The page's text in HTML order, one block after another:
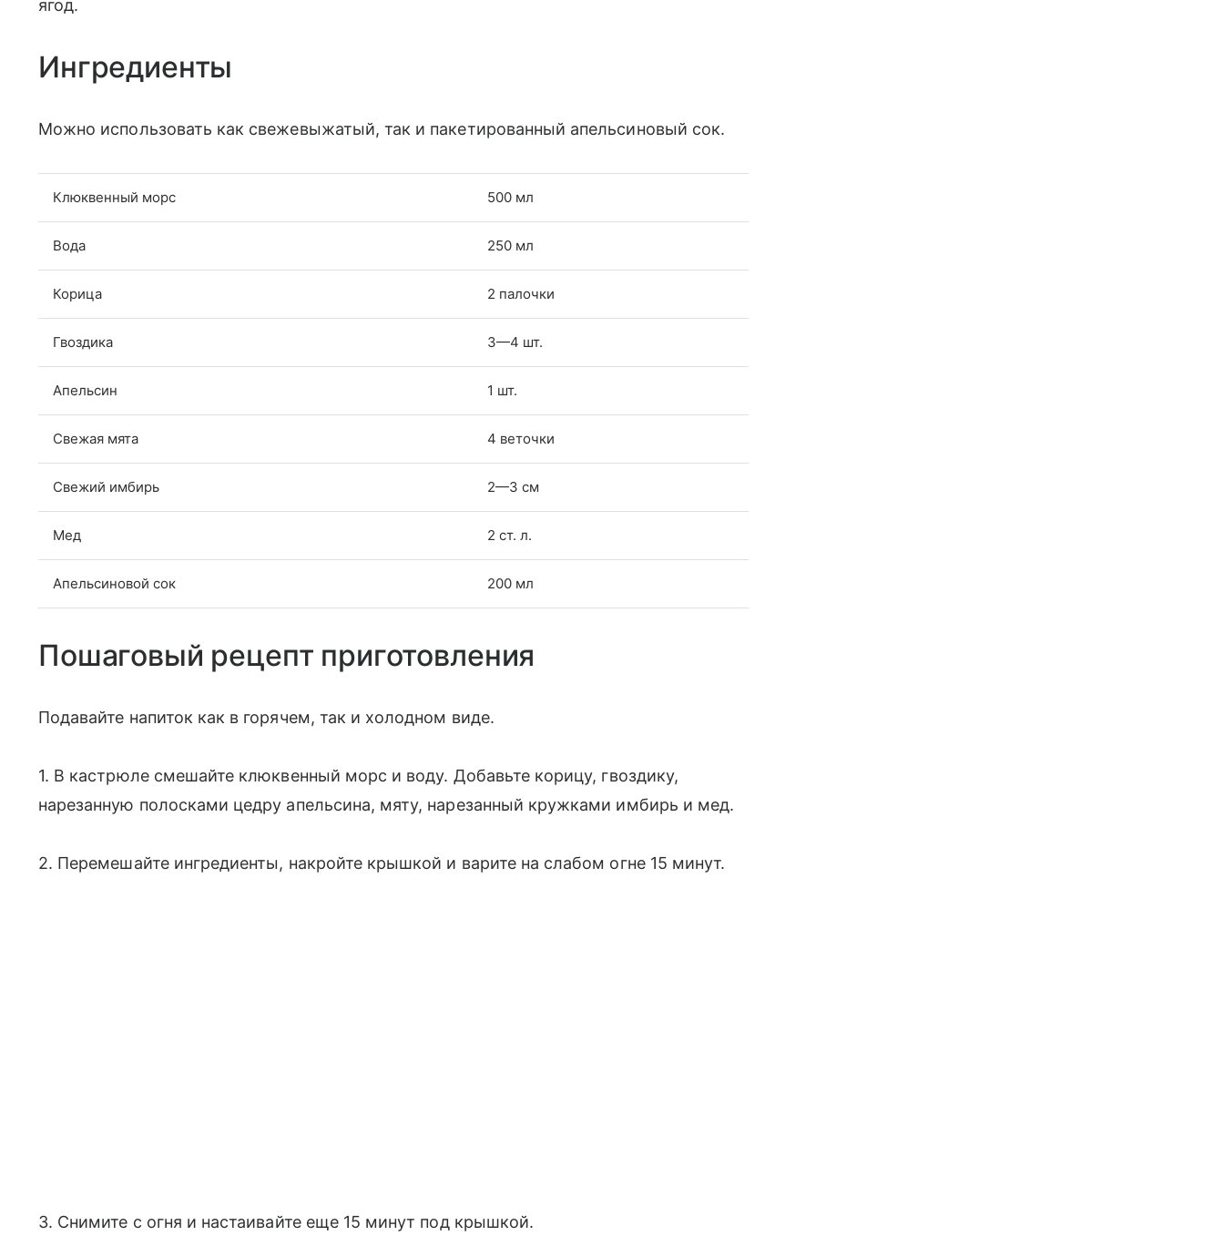
ягод.
Ингредиенты
Можно использовать как свежевыжатый, так и пакетированный апельсиновый сок.
Клюквенный морс 500 мл
Вода 250 мл
Корица 2 палочки
Гвоздика 3—4 шт.
Апельсин 1 шт.
Свежая мята 4 веточки
Свежий имбирь 2—3 см
Мед 2 ст. л.
Апельсиновой сок 200 мл
Пошаговый рецепт приготовления
Подавайте напиток как в горячем, так и холодном виде.
1. В кастрюле смешайте клюквенный морс и воду. Добавьте корицу, гвоздику,
нарезанную полосками цедру апельсина, мяту, нарезанный кружками имбирь и мед.
2. Перемешайте ингредиенты, накройте крышкой и варите на слабом огне 15 минут.
3. Снимите с огня и настаивайте еще 15 минут под крышкой.